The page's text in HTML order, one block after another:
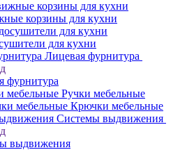
корзины для кухни
для кухни
Лицевая фурнитура
фурнитура
Ручки мебельные
Крючки мебельные
Системы выдвижения
выдвижения